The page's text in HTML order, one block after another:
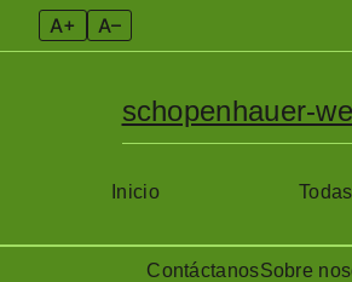
A+ A–
Inicio
schopenhauer-
ContáctanosSobre